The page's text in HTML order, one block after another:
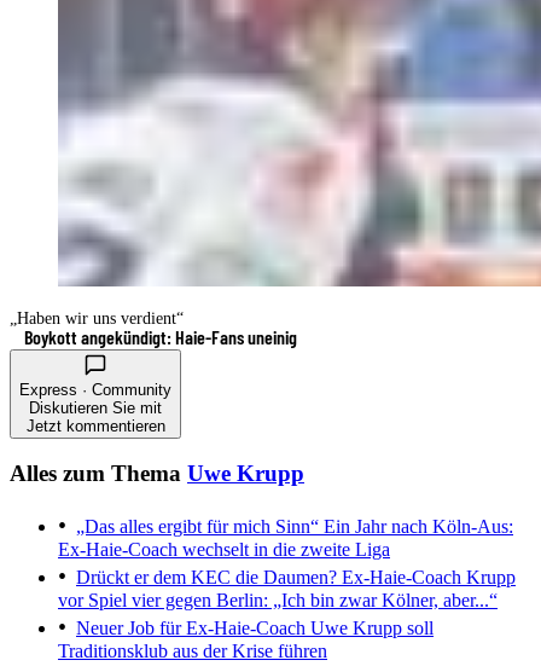
„Haben wir uns verdient“
Boykott angekündigt: Haie-Fans uneinig
Express · Community
Diskutieren Sie mit
Jetzt kommentieren
Alles zum Thema Uwe Krupp
„Das alles ergibt für mich Sinn“ Ein Jahr nach Köln-Aus:
Ex-Haie-Coach wechselt in die zweite Liga
Drückt er dem KEC die Daumen? Ex-Haie-Coach Krupp
vor Spiel vier gegen Berlin: „Ich bin zwar Kölner, aber...“
Neuer Job für Ex-Haie-Coach Uwe Krupp soll
Traditionsklub aus der Krise führen